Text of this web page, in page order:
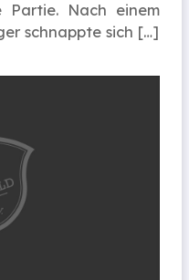
Nach einem
schnappte sich […]